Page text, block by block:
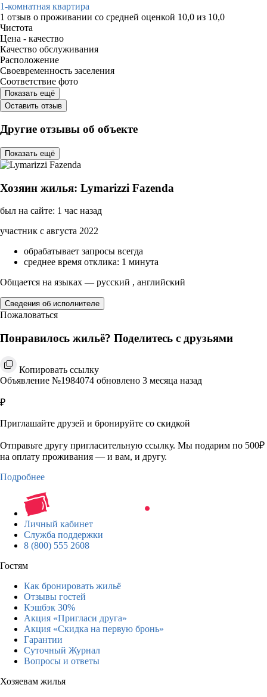
1-комнатная квартира
1 отзыв о проживании со средней оценкой 10,0 из 10,0
Чистота
Цена - качество
Качество обслуживания
Расположение
Своевременность заселения
Соответствие фото
Показать ещё
Оставить отзыв
Другие отзывы об объекте
Показать ещё
Хозяин жилья: Lymarizzi Fazenda
был на сайте: 1 час назад
участник с августа 2022
обрабатывает запросы всегда
среднее время отклика: 1 минута
Общается на языках — русский , английский
Сведения об исполнителе
Пожаловаться
Понравилось жильё? Поделитесь с друзьями
Копировать ссылку
Объявление №1984074 обновлено 3 месяца назад
₽
Приглашайте друзей и бронируйте со скидкой
Отправьте другу пригласительную ссылку. Мы подарим по 500₽
на оплату проживания — и вам, и другу.
Подробнее
Личный кабинет
Служба поддержки
8 (800) 555 2608
Гостям
Как бронировать жильё
Отзывы гостей
Кэшбэк 30%
Акция «Пригласи друга»
Акция «Скидка на первую бронь»
Гарантии
Суточный Журнал
Вопросы и ответы
Хозяевам жилья